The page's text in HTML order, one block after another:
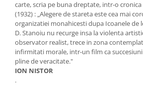
carte, scria pe buna dreptate, intr-o
(1932) : „Alegere de stareta este cea mai
organizatiei monahicesti dupa Icoanele de
D. Stanoiu nu recurge insa la violenta
observator realist, trece in zona
infirmitati morale, intr-un film ca
pline de veracitate."
ION NISTOR
.